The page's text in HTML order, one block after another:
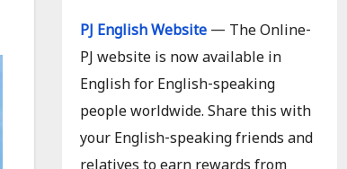
PJ English Website— The Online-
PJ website is now available in
English for English-speaking
people worldwide. Share this with
your English-speaking friends and